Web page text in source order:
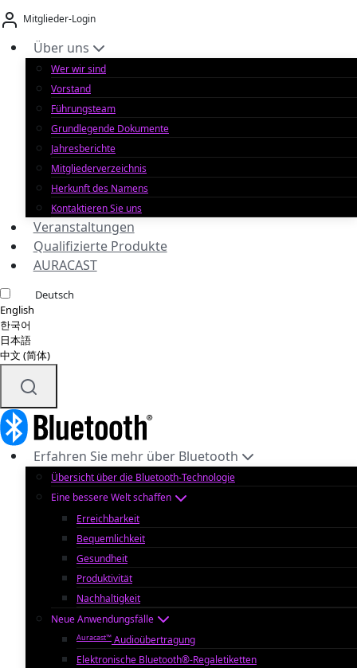
Zum
Inhalt
springen
Mitglieder-Login
Über uns
Wer wir sind
Vorstand
Führungsteam
Grundlegende Dokumente
Jahresberichte
Mitgliederverzeichnis
Herkunft des Namens
Kontaktieren Sie uns
Veranstaltungen
Qualifizierte Produkte
AURACAST
Deutsch
English
한국어
日本語
中文 (简体)
Erfahren Sie mehr über Bluetooth
Übersicht über die Bluetooth-Technologie
Eine bessere Welt schaffen
Erreichbarkeit
Bequemlichkeit
Gesundheit
Produktivität
Nachhaltigkeit
Neue Anwendungsfälle
Auracast™ Audioübertragung
Elektronische Bluetooth®-Regaletiketten